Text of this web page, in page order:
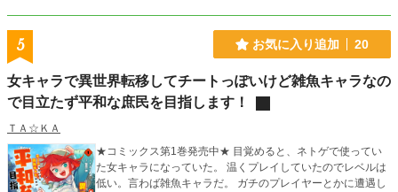
次選考通過しました。 2018年07月03日 MAGNET MACRO
LINK（旧：マグネット！）様に投稿を開始しました。 2018
5 お気に入り追加 20
女キャラで異世界転移してチートっぽいけど雑魚キャラなの
で目立たず平和な庶民を目指します！
ＴＡ☆ＫＡ
★コミックス第1巻発売中★ 目覚めると、ネトゲで使ってい
た女キャラになっていた。 温くプレイしていたのでレベルは
低い。言わば雑魚キャラだ。 ガチのプレイヤーとかに遭遇し